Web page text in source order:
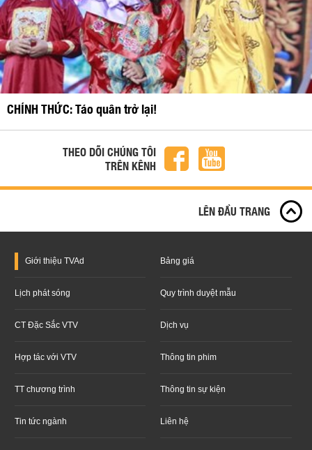
CHÍNH THỨC: Táo quân trở lại!
THEO DÕI CHÚNG TÔI
TRÊN KÊNH
LÊN ĐẦU TRANG
Giới thiệu TVAd Bảng giá
Lịch phát sóng Quy trình duyệt mẫu
CT Đặc Sắc VTV Dịch vụ
Hợp tác với VTV Thông tin phim
TT chương trình Thông tin sự kiện
Tin tức ngành Liên hệ